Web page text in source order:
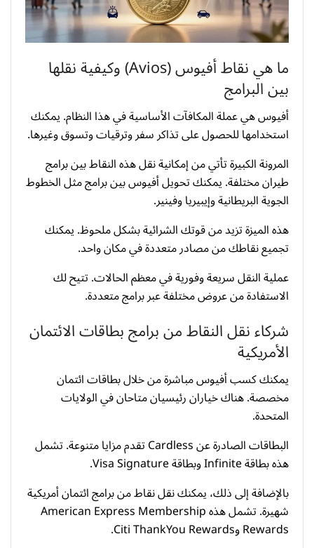
ما هي نقاط أفيوس (Avios) وكيفية نقلها
بين البرامج
أفيوس هي عملة المكافآت الأساسية في هذا النظام. يمكنك
استخدامها للحصول على تذاكر سفر وترقيات وتسوق وغيرها.
المرونة الكبيرة تأتي من إمكانية نقل هذه النقاط بين برامج
طيران مختلفة. يمكنك تحويل أفيوس بين برامج مثل الخطوط
الجوية البريطانية وإيبيريا وفينير.
هذه الميزة تزيد من قوتك الشرائية بشكل ملحوظ. يمكنك
تجميع نقاطك من مصادر متعددة في مكان واحد.
عملية النقل سريعة وفورية في معظم الحالات. تتيح لك
الاستفادة من عروض مختلفة عبر برامج متعددة.
شركاء نقل النقاط من برامج بطاقات الائتمان
الأمريكية
يمكنك كسب أفيوس مباشرة من خلال بطاقات ائتمان
مخصصة. هناك خياران رئيسيان متاحان في الولايات
المتحدة.
البطاقات الصادرة عن Cardless تقدم مزايا متنوعة. تشمل
هذه بطاقة Infinite وبطاقة Visa Signature.
بالإضافة إلى ذلك، يمكنك نقل نقاط من برامج ائتمان أمريكية
شهيرة. تشمل هذه American Express Membership
Rewards وCiti ThankYou Rewards.